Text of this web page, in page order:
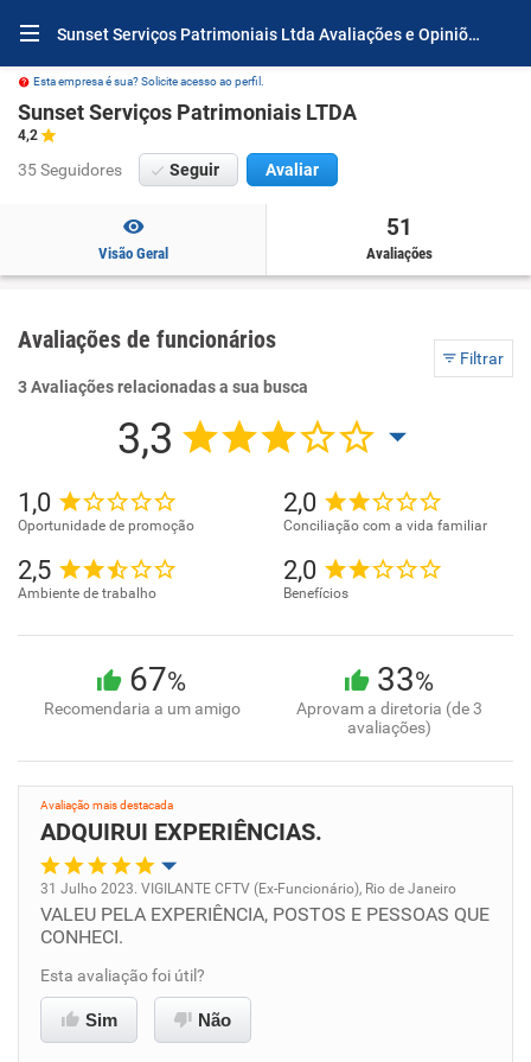
Sunset Serviços Patrimoniais Ltda Avaliações e Opiniões
Esta empresa é sua? Solicite acesso ao perfil.
Sunset Serviços Patrimoniais LTDA
4,2
35 Seguidores Seguir Avaliar
Visão Geral
51
Avaliações
Avaliações de funcionários
Filtrar
3 Avaliações relacionadas a sua busca
3,3
1,0
Oportunidade de promoção
2,0
Conciliação com a vida familiar
2,5
Ambiente de trabalho
2,0
Benefícios
67%
Recomendaria a um amigo
33%
Aprovam a diretoria (de 3
avaliações)
Avaliação mais destacada
ADQUIRUI EXPERIÊNCIAS.
Oportunidade de promoção
Ambiente de trabalho
Conciliação com a vida familiar
31 Julho 2023. VIGILANTE CFTV (Ex-Funcionário), Rio de Janeiro
VALEU PELA EXPERIÊNCIA, POSTOS E PESSOAS QUE
CONHECI.
Esta avaliação foi útil?
Sim Não